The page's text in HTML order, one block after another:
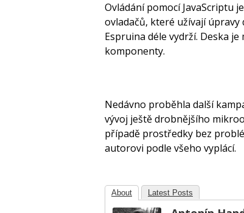
Ovládání pomocí JavaScriptu
ovladačů, které užívají
Espruina déle vydrží. Deska
komponenty.
Nedávno proběhla další
vývoj ještě drobnějšího
případě prostředky bez
autorovi podle všeho vyplácí.
About Latest Posts